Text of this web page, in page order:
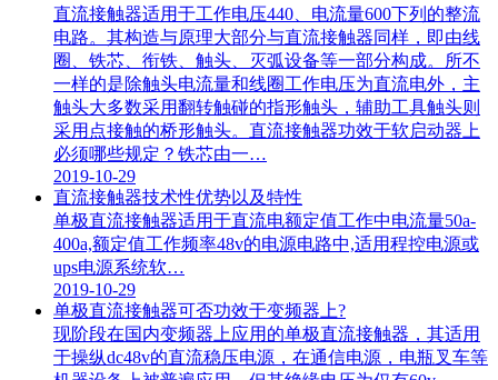
直流接触器适用于工作电压440、电流量600下列的整流
电路。其构造与原理大部分与直流接触器同样，即由线
圈、铁芯、衔铁、触头、灭弧设备等一部分构成。所不
一样的是除触头电流量和线圈工作电压为直流电外，主
触头大多数采用翻转触碰的指形触头，辅助工具触头则
采用点接触的桥形触头。直流接触器功效于软启动器上
必须哪些规定？铁芯由一…
2019-10-29
直流接触器技术性优势以及特性
单极直流接触器适用于直流电额定值工作中电流量50a-
400a,额定值工作频率48v的电源电路中,适用程控电源或
ups电源系统软…
2019-10-29
单极直流接触器可否功效于变频器上?
现阶段在国内变频器上应用的单极直流接触器，其适用
于操纵dc48v的直流稳压电源，在通信电源，电瓶叉车等